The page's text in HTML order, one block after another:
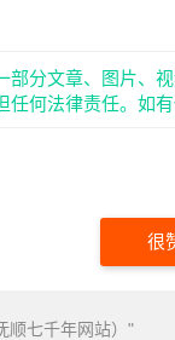
部分文章、图片、
任何法律责任。如
很
顺七千年网站）"